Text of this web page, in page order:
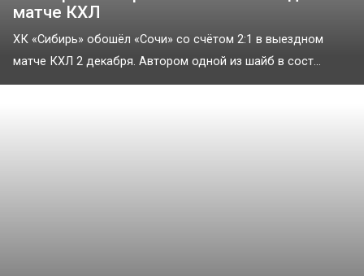
матче КХЛ
ХК «Сибирь» обошёл «Сочи» со счётом 2:1 в выездном
матче КХЛ 2 декабря. Автором одной из шайб в сост...